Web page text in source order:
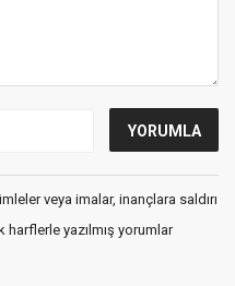
veya imalar, inançlara saldırı
harflerle yazılmış yorumlar